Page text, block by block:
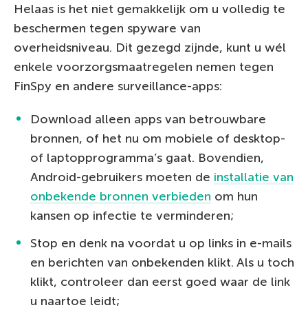
Helaas is het niet gemakkelijk om u volledig te
beschermen tegen spyware van
overheidsniveau. Dit gezegd zijnde, kunt u wél
enkele voorzorgsmaatregelen nemen tegen
FinSpy en andere surveillance-apps:
Download alleen apps van betrouwbare
bronnen, of het nu om mobiele of desktop-
of laptopprogramma’s gaat. Bovendien,
Android-gebruikers moeten de installatie van
onbekende bronnen verbieden om hun
kansen op infectie te verminderen;
Stop en denk na voordat u op links in e-mails
en berichten van onbekenden klikt. Als u toch
klikt, controleer dan eerst goed waar de link
u naartoe leidt;